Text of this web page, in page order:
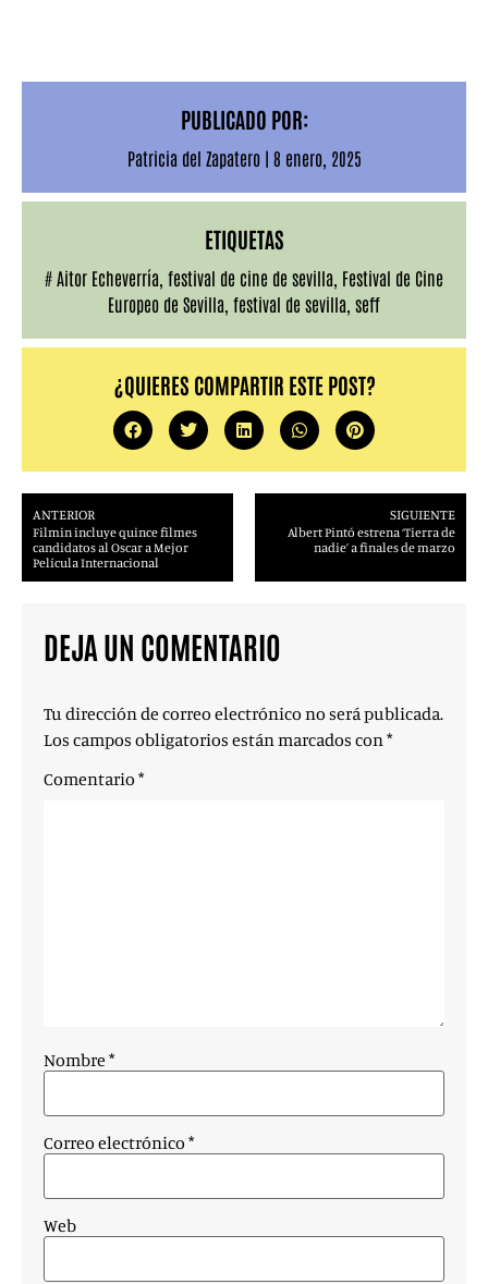
PUBLICADO POR:
Patricia del Zapatero | 8 enero, 2025
ETIQUETAS
# Aitor Echeverría festival de cine de sevilla Festival de Cine
Europeo de Sevilla festival de sevilla seff
¿QUIERES COMPARTIR ESTE POST?
ANTERIOR
Filmin incluye quince filmes
candidatos al Oscar a Mejor
Película Internacional
SIGUIENTE
Albert Pintó estrena ‘Tierra de
nadie’ a finales de marzo
DEJA UN COMENTARIO
Tu dirección de correo electrónico no será publicada.
Los campos obligatorios están marcados con*
Comentario *
Nombre *
Correo electrónico *
Web